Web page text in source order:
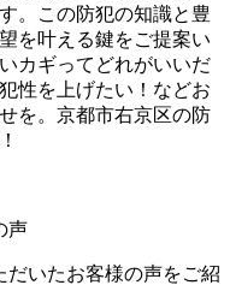
。この防犯の知識と豊
を叶える鍵をご提案い
カギってどれがいいだ
性を上げたい！などお
を。京都市右京区の防
いたお客様の声をご紹